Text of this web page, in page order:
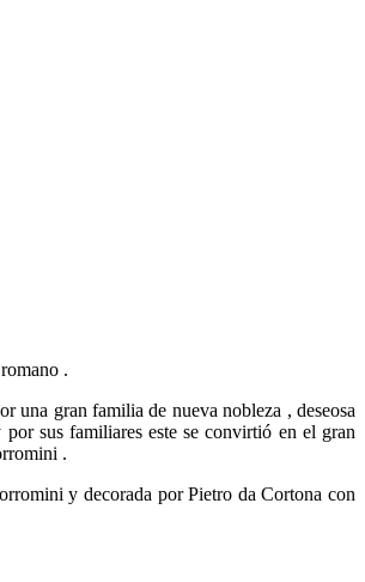
.
una gran familia de nueva nobleza , deseosa
sus familiares este se convirtió en el gran
.
y decorada por Pietro da Cortona con